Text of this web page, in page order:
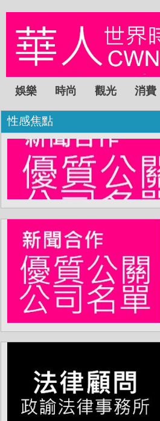
娛樂 時尚 觀光 消費
性感焦點